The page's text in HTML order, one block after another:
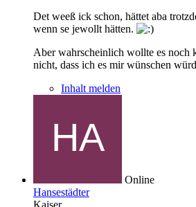
Det weeß ick schon, hättet aba
wenn se jewollt hätten.
Aber wahrscheinlich wollte es noch
nicht, dass ich es mir wünschen
Inhalt melden
Online
Hansestädter